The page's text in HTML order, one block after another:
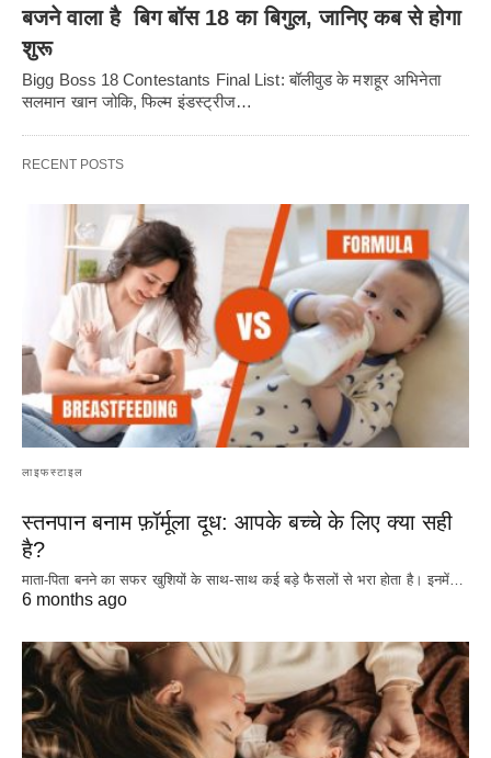
बजने वाला है बिग बॉस 18 का बिगुल, जानिए कब से होगा
शुरू
Bigg Boss 18 Contestants Final List: बॉलीवुड के मशहूर अभिनेता
सलमान खान जोकि, फिल्म इंडस्ट्रीज…
RECENT POSTS
लाइफस्टाइल
स्तनपान बनाम फ़ॉर्मूला दूध: आपके बच्चे के लिए क्या सही
है?
माता-पिता बनने का सफर खुशियों के साथ-साथ कई बड़े फैसलों से भरा होता है। इनमें…
6 months ago